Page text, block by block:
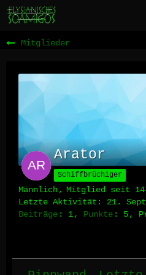
Mitglieder
Arator
Schiffbrüchiger
Männlich
Mitglied seit 14.
Letzte Aktivität: 21.
Beiträge
1 Punkte 5